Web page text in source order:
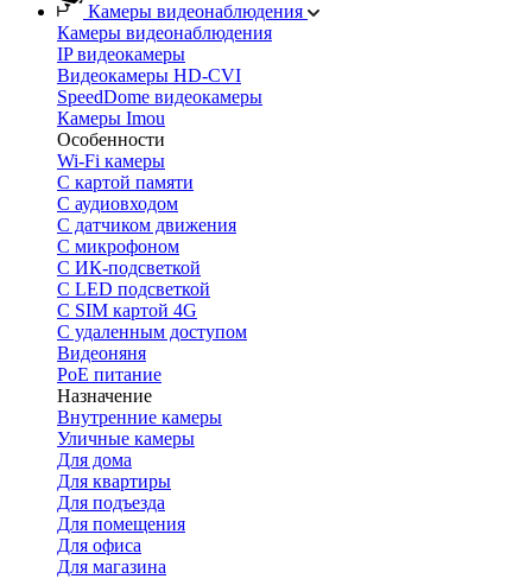
Камеры видеонаблюдения
Камеры видеонаблюдения
IP видеокамеры
Видеокамеры HD-CVI
SpeedDome видеокамеры
Камеры Imou
Особенности
Wi-Fi камеры
С картой памяти
С аудиовходом
С датчиком движения
С микрофоном
С ИК-подсветкой
С LED подсветкой
C SIM картой 4G
C удаленным доступом
Видеоняня
PoE питание
Назначение
Внутренние камеры
Уличные камеры
Для дома
Для квартиры
Для подъезда
Для помещения
Для офиса
Для магазина